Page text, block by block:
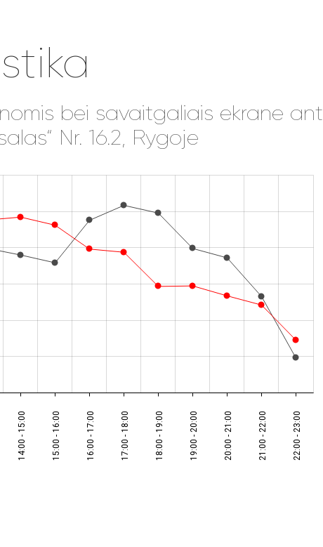
bei savaitgaliais ekrane ant
Nr. 16.2, Rygoje
14:00 - 15:00 15:00 - 16:00 16:00 - 17:00 17:00 - 18:00 18:00 - 19:00 19:00 - 20:00 20:00 - 21:00 21:00 - 22:00 22:00 - 23:00